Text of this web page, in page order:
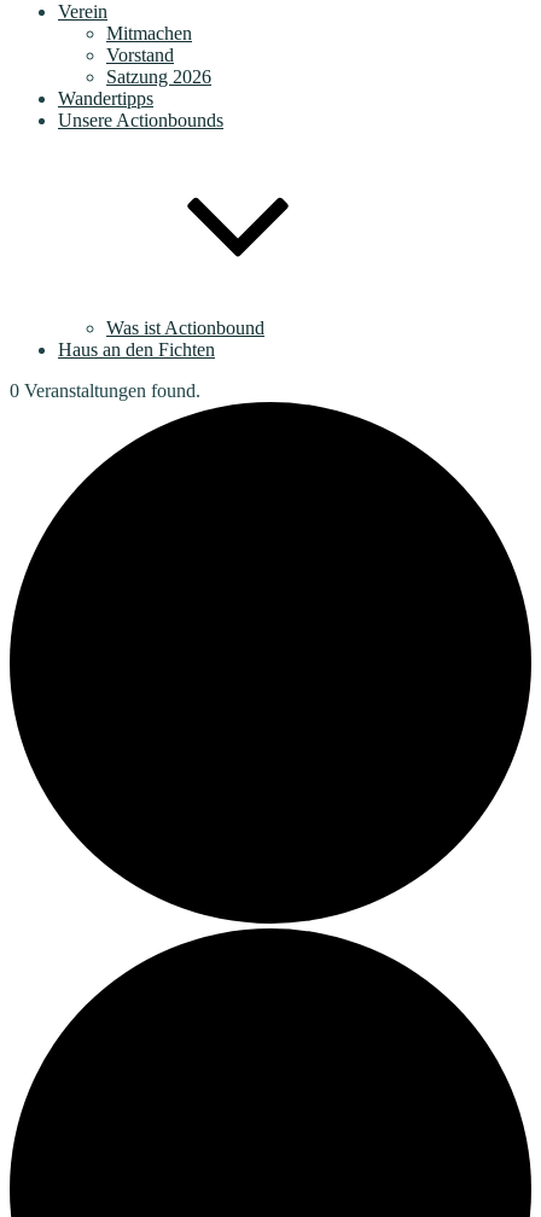
Verein
Mitmachen
Vorstand
Satzung 2026
Wandertipps
Unsere Actionbounds
Was ist Actionbound
Haus an den Fichten
0 Veranstaltungen found.